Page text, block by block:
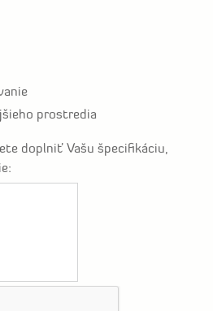
prostredia
doplniť Vašu špecifikáciu,